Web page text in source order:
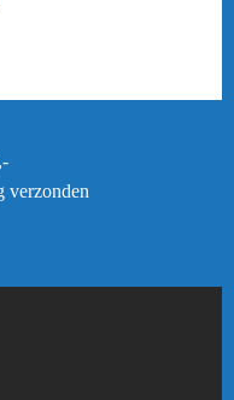
verzonden